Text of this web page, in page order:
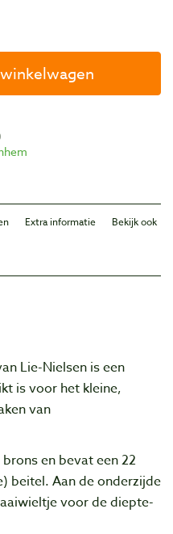
Extra informatie Bekijk ook
Lie-Nielsen is een
is voor het kleine,
van
en bevat een 22
beitel. Aan de onderzijde
voor de diepte-